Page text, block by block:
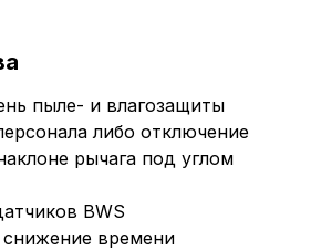
пыле- и влагозащиты
либо отключение
рычага под углом
BWS
снижение времени